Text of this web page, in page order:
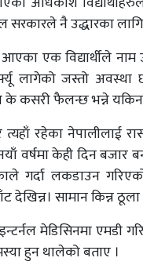
सरकारले नै उद्धारका
आएका एक विद्यार्थीले
लागेको जस्तो
के कसरी फैलन्छ भन्ने
रहेका नेपालीलाई
नयाँ वर्षमा केही दिन
गर्दा लकडाउन
सामान किन्न ठूला
मेडिसिनमा एमडी
हुन थालेको बताए ।